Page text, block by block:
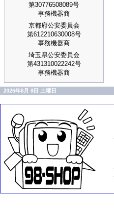
第30776508089号
事務機器商
京都府公安委員会
第612210630008号
事務機器商
埼玉県公安委員会
第431310022242号
事務機器商
2026年8月 8日 土曜日